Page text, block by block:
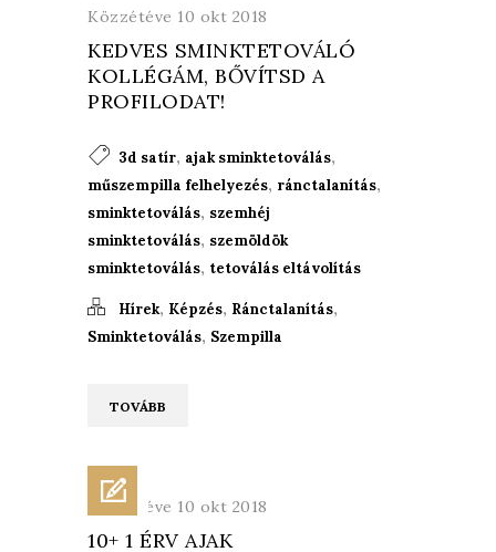
Közzétéve 10 okt 2018
KEDVES SMINKTETOVÁLÓ
KOLLÉGÁM, BŐVÍTSD A
PROFILODAT!
3d satír, ajak sminktetoválás,
műszempilla felhelyezés, ránctalanítás,
sminktetoválás, szemhéj
sminktetoválás, szemöldök
sminktetoválás, tetoválás eltávolítás
Hírek, Képzés, Ránctalanítás,
Sminktetoválás, Szempilla
TOVÁBB
Közzétéve 10 okt 2018
10+ 1 ÉRV AJAK